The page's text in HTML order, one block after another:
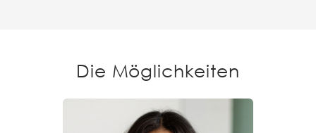
Die Möglichkeiten